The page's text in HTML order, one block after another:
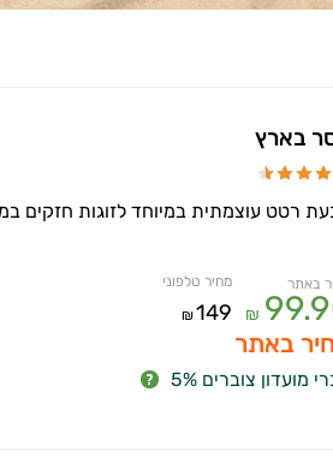
בארץ
רטט עוצמתית במיוחד לזוגות חזקים
באתר
₪
מחיר טלפוני
149
₪
באתר
מועדון צוברים 5%